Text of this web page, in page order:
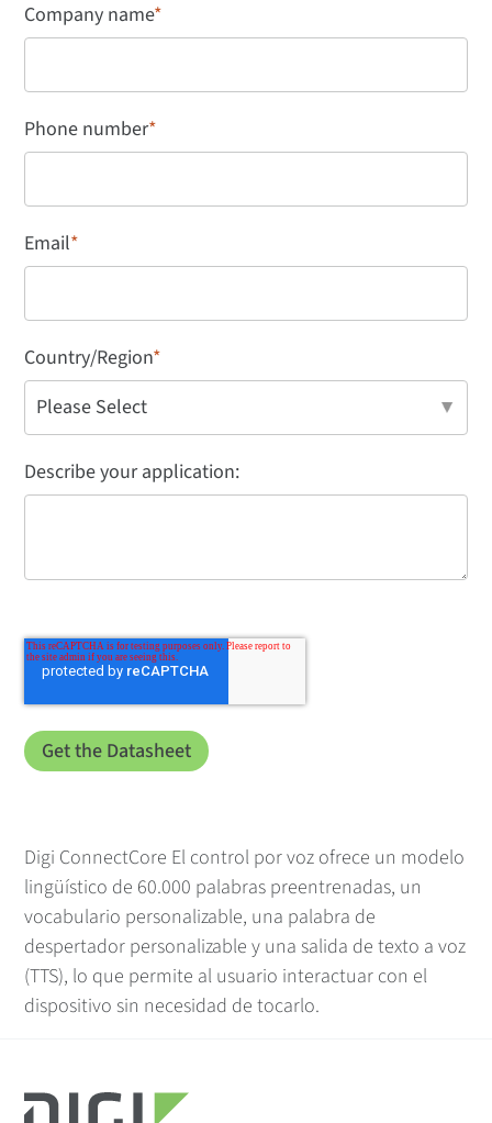
Company name*
Phone number*
Email*
Country/Region*
Describe your application:
Digi ConnectCore El control por voz ofrece un modelo
lingüístico de 60.000 palabras preentrenadas, un
vocabulario personalizable, una palabra de
despertador personalizable y una salida de texto a voz
(TTS), lo que permite al usuario interactuar con el
dispositivo sin necesidad de tocarlo.